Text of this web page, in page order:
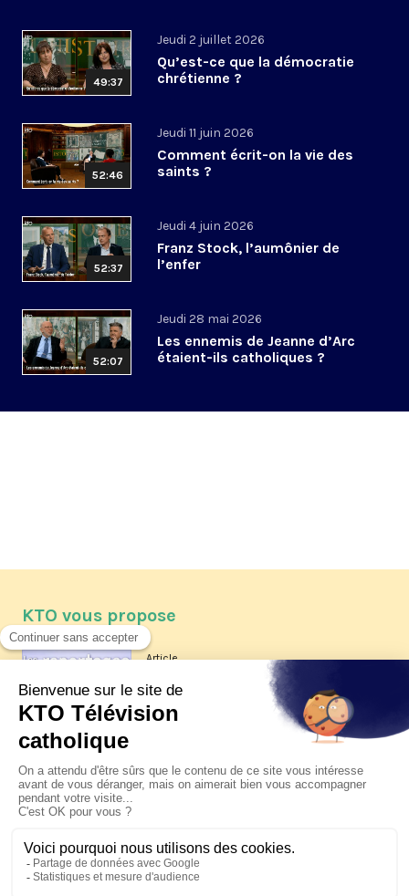
49:37
Jeudi 2 juillet 2026
Qu’est-ce que la démocratie
chrétienne ?
52:46
Jeudi 11 juin 2026
Comment écrit-on la vie des
saints ?
52:37
Jeudi 4 juin 2026
Franz Stock, l’aumônier de
l’enfer
52:07
Jeudi 28 mai 2026
Les ennemis de Jeanne d’Arc
étaient-ils catholiques ?
KTO vous propose
Article
Les reportages d'été 2026 de KTO
La visite pastorale du pape Léon
XIV à Assise à suivre sur KTO le
jeudi 6 août
Le pape en Uruguay, Argentine et
Pérou du 6 au 17 novembre 2026